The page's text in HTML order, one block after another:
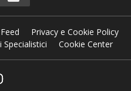
Privacy e Cookie Policy
Cookie Center